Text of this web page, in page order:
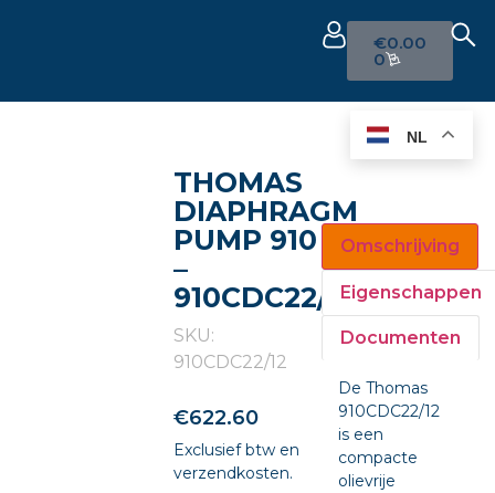
€0.00
0
THOMAS
DIAPHRAGM
PUMP 910
–
910CDC22/12
SKU:
910CDC22/12
€622.60
Exclusief btw en
verzendkosten.
Omschrijving
Eigenschappen
Documenten
De Thomas
910CDC22/12
is een
compacte
olievrije
NL